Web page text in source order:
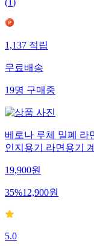
(1)
1,137적립
무료배송
19명구매중
베로나 루체 밀폐 라
인지용기 라면용기
19,900원
35%12,900원
5.0